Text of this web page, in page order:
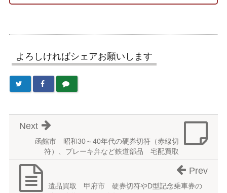
よろしければシェアお願いします
函館市 昭和30～40年代の硬券切符（赤線切
符）、ブレーキ弁など鉄道部品 宅配買取
Next
遺品買取 甲府市 硬券切符やD型記念乗車券の
Prev